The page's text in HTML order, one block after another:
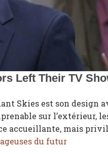
Skies est son design
sur l’extérieur,
accueillante, mais
du futur